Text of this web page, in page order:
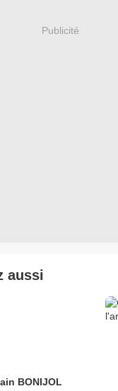
Publicité
aussi
BONIJOL